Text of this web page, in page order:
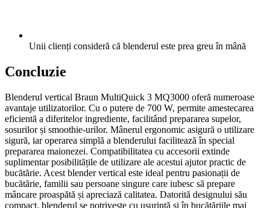
Unii clienți consideră că blenderul este prea greu în mână
Concluzie
Blenderul vertical Braun MultiQuick 3 MQ3000 oferă numeroase
avantaje utilizatorilor. Cu o putere de 700 W, permite amestecarea
eficientă a diferitelor ingrediente, facilitând prepararea supelor,
sosurilor și smoothie-urilor. Mânerul ergonomic asigură o utilizare
sigură, iar operarea simplă a blenderului facilitează în special
prepararea maionezei. Compatibilitatea cu accesorii extinde
suplimentar posibilitățile de utilizare ale acestui ajutor practic de
bucătărie. Acest blender vertical este ideal pentru pasionații de
bucătărie, familii sau persoane singure care iubesc să prepare
mâncare proaspătă și apreciază calitatea. Datorită designului său
compact, blenderul se potrivește cu ușurință și în bucătăriile mai